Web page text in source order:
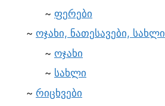
ფერები
ოჯახი, ნათესავები, სახლი
ოჯახი
სახლი
რიცხვები